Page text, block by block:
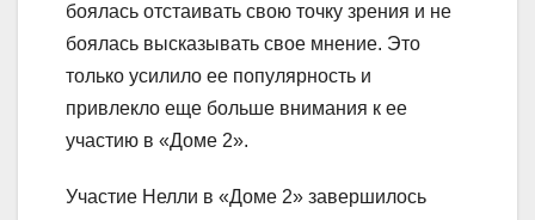
боялась отстаивать свою точку зрения и не
боялась высказывать свое мнение. Это
только усилило ее популярность и
привлекло еще больше внимания к ее
участию в «Доме 2».
Участие Нелли в «Доме 2» завершилось